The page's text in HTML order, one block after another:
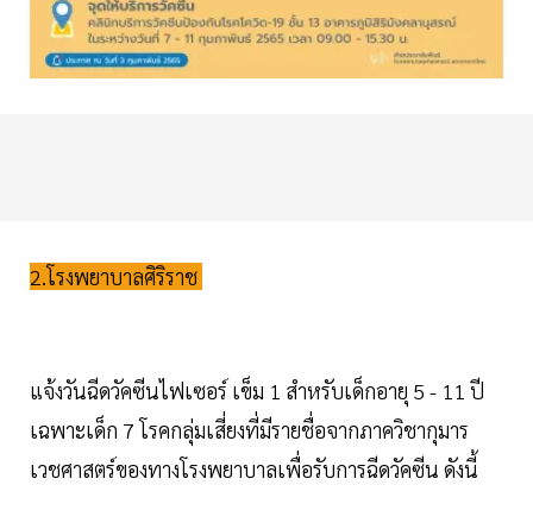
2.โรงพยาบาลศิริราช
แจ้งวันฉีดวัคซีนไฟเซอร์ เข็ม 1 สำหรับเด็กอายุ 5 - 11 ปี
เฉพาะเด็ก 7 โรคกลุ่มเสี่ยงที่มีรายชื่อจากภาควิชากุมาร
เวชศาสตร์ของทางโรงพยาบาลเพื่อรับการฉีดวัคซีน ดังนี้